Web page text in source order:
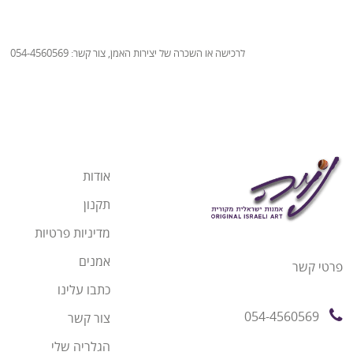
לרכישה או השכרה של יצירות האמן, צור קשר: 054-4560569
פרטי קשר
054-4560569
אודות
תקנון
מדיניות פרטיות
אמנים
כתבו עלינו
צור קשר
הגלריה שלי